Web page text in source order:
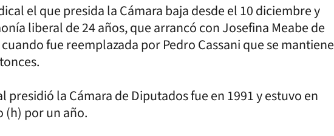
el que presida la Cámara baja desde el 10 diciembre y
liberal de 24 años, que arrancó con Josefina Meabe de
fue reemplazada por Pedro Cassani que se mantiene
presidió la Cámara de Diputados fue en 1991 y estuvo en
(h) por un año.